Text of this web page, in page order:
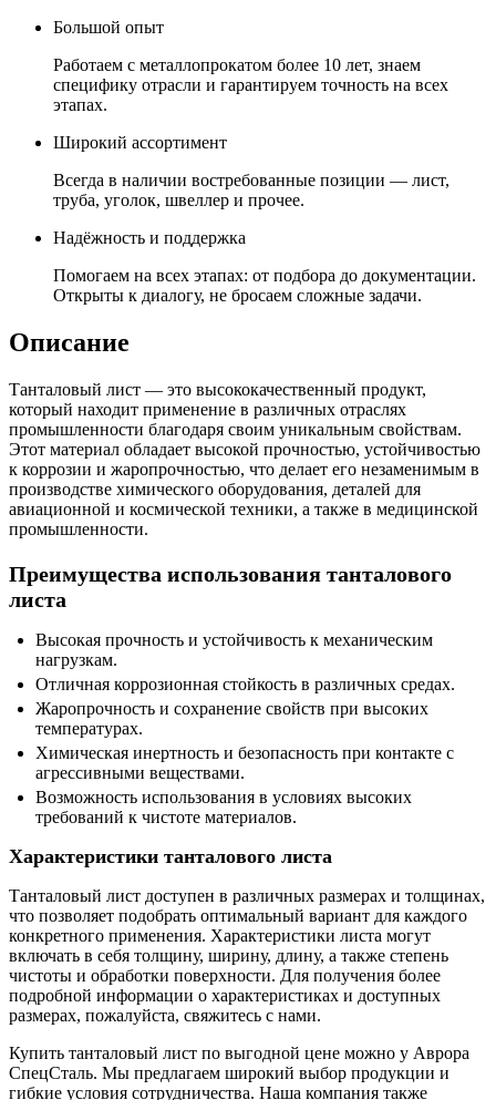
Большой опыт
Работаем с металлопрокатом более 10 лет, знаем
специфику отрасли и гарантируем точность на всех
этапах.
Широкий ассортимент
Всегда в наличии востребованные позиции — лист,
труба, уголок, швеллер и прочее.
Надёжность и поддержка
Помогаем на всех этапах: от подбора до документации.
Открыты к диалогу, не бросаем сложные задачи.
Описание
Танталовый лист — это высококачественный продукт,
который находит применение в различных отраслях
промышленности благодаря своим уникальным свойствам.
Этот материал обладает высокой прочностью, устойчивостью
к коррозии и жаропрочностью, что делает его незаменимым в
производстве химического оборудования, деталей для
авиационной и космической техники, а также в медицинской
промышленности.
Преимущества использования танталового
листа
Высокая прочность и устойчивость к механическим
нагрузкам.
Отличная коррозионная стойкость в различных средах.
Жаропрочность и сохранение свойств при высоких
температурах.
Химическая инертность и безопасность при контакте с
агрессивными веществами.
Возможность использования в условиях высоких
требований к чистоте материалов.
Характеристики танталового листа
Танталовый лист доступен в различных размерах и толщинах,
что позволяет подобрать оптимальный вариант для каждого
конкретного применения. Характеристики листа могут
включать в себя толщину, ширину, длину, а также степень
чистоты и обработки поверхности. Для получения более
подробной информации о характеристиках и доступных
размерах, пожалуйста, свяжитесь с нами.
Купить танталовый лист по выгодной цене можно у Аврора
СпецСталь. Мы предлагаем широкий выбор продукции и
гибкие условия сотрудничества. Наша компания также